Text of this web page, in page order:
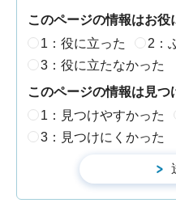
このページの情報はお役
1：役に立った
2：
3：役に立たなかった
このページの情報は見つ
1：見つけやすかった
3：見つけにくかった